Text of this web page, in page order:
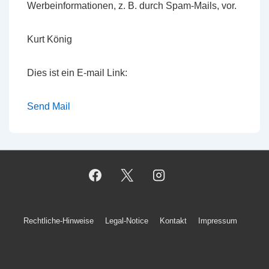
Werbeinformationen, z. B. durch Spam-Mails, vor.
Kurt König
Dies ist ein E-mail Link:
Send Mail
Footer-
Rechtliche-Hinweise Legal-Notice Kontakt Impressum